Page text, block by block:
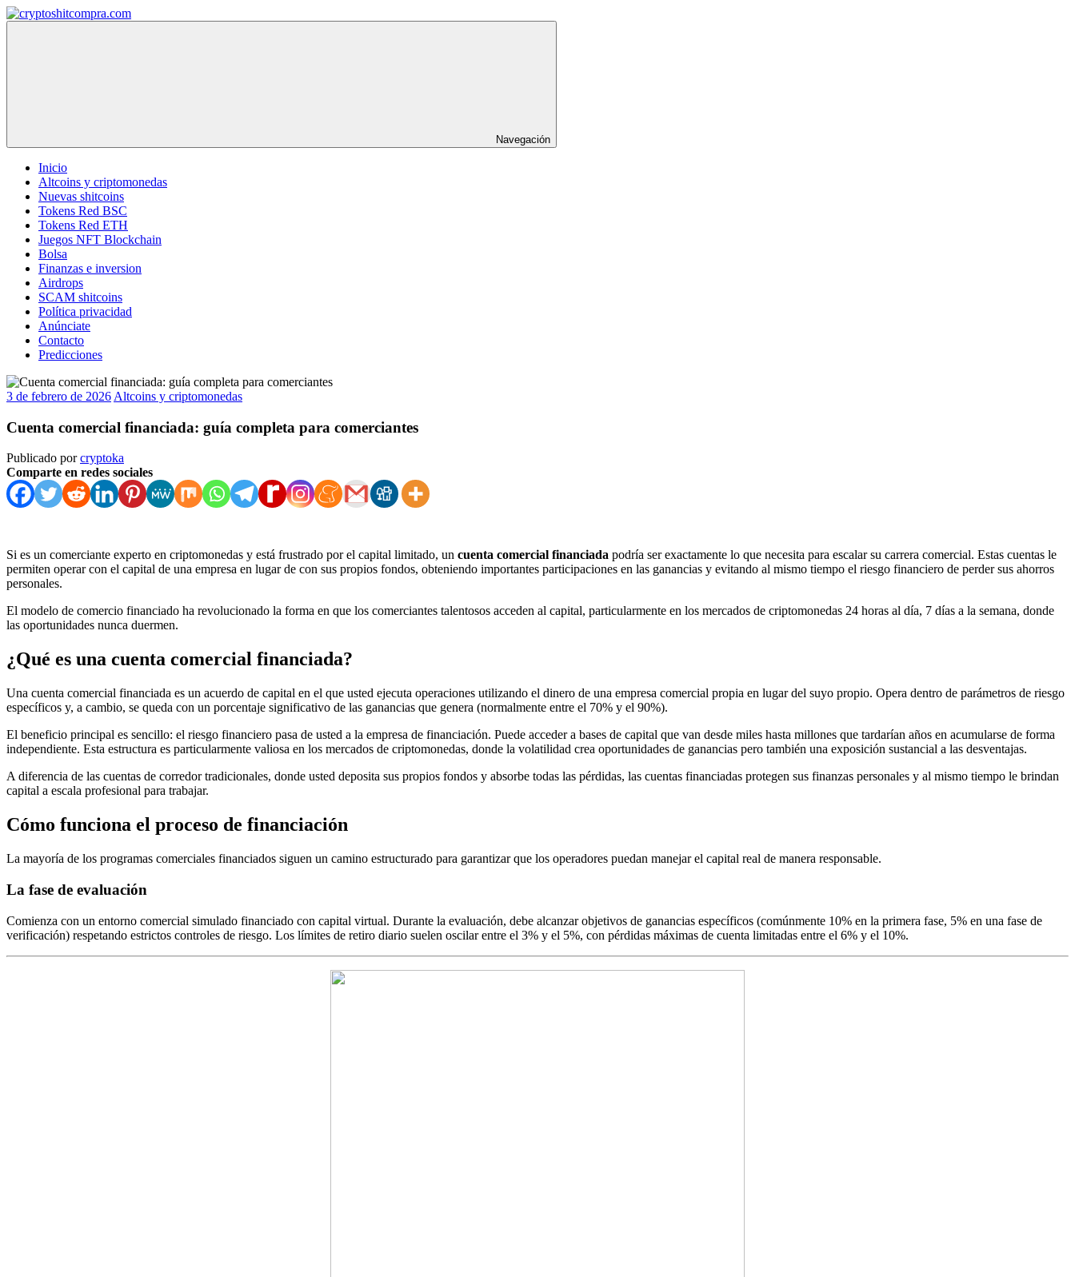
Saltar
al
Navegación
Inicio
Altcoins y criptomonedas
Nuevas shitcoins
Tokens Red BSC
Tokens Red ETH
Juegos NFT Blockchain
Bolsa
Finanzas e inversion
Airdrops
SCAM shitcoins
Política privacidad
Anúnciate
Contacto
Predicciones
3 de febrero de 2026 Altcoins y criptomonedas
Cuenta comercial financiada: guía completa para comerciantes
Publicado porcryptoka
Comparte en redes sociales
Si es un comerciante experto en criptomonedas y está frustrado por el capital limitado, un cuenta comercial financiada podría ser exactamente lo que necesita para escalar su carrera comercial. Estas cuentas le
permiten operar con el capital de una empresa en lugar de con sus propios fondos, obteniendo importantes participaciones en las ganancias y evitando al mismo tiempo el riesgo financiero de perder sus ahorros
personales.
El modelo de comercio financiado ha revolucionado la forma en que los comerciantes talentosos acceden al capital, particularmente en los mercados de criptomonedas 24 horas al día, 7 días a la semana, donde
las oportunidades nunca duermen.
¿Qué es una cuenta comercial financiada?
Una cuenta comercial financiada es un acuerdo de capital en el que usted ejecuta operaciones utilizando el dinero de una empresa comercial propia en lugar del suyo propio. Opera dentro de parámetros de riesgo
específicos y, a cambio, se queda con un porcentaje significativo de las ganancias que genera (normalmente entre el 70% y el 90%).
El beneficio principal es sencillo: el riesgo financiero pasa de usted a la empresa de financiación. Puede acceder a bases de capital que van desde miles hasta millones que tardarían años en acumularse de forma
independiente. Esta estructura es particularmente valiosa en los mercados de criptomonedas, donde la volatilidad crea oportunidades de ganancias pero también una exposición sustancial a las desventajas.
A diferencia de las cuentas de corredor tradicionales, donde usted deposita sus propios fondos y absorbe todas las pérdidas, las cuentas financiadas protegen sus finanzas personales y al mismo tiempo le brindan
capital a escala profesional para trabajar.
Cómo funciona el proceso de financiación
La mayoría de los programas comerciales financiados siguen un camino estructurado para garantizar que los operadores puedan manejar el capital real de manera responsable.
La fase de evaluación
Comienza con un entorno comercial simulado financiado con capital virtual. Durante la evaluación, debe alcanzar objetivos de ganancias específicos (comúnmente 10% en la primera fase, 5% en una fase de
verificación) respetando estrictos controles de riesgo. Los límites de retiro diario suelen oscilar entre el 3% y el 5%, con pérdidas máximas de cuenta limitadas entre el 6% y el 10%.